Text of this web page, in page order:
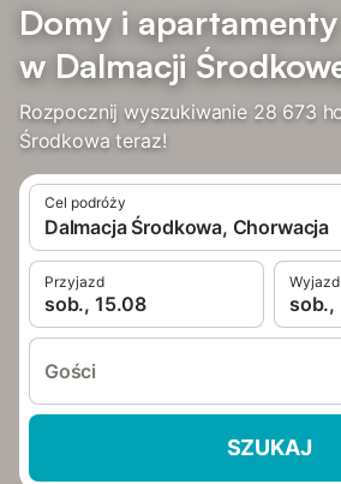
Domy i
w Dalmacji
Rozpocznij wyszukiwanie 28 673
Środkowa teraz!
Cel podróży
Dalmacja Środkowa, Chorwacja
Przyjazd
sob., 15.08
Wyjazd
sob.,
Gości
SZUKAJ